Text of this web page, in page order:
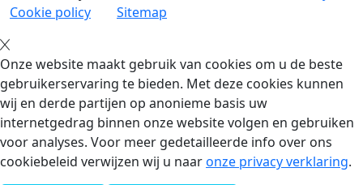
Cookie policy
Sitemap
Onze website maakt gebruik van cookies om u de beste
gebruikerservaring te bieden. Met deze cookies kunnen
wij en derde partijen op anonieme basis uw
internetgedrag binnen onze website volgen en gebruiken
voor analyses. Voor meer gedetailleerde info over ons
cookiebeleid verwijzen wij u naaronze privacy verklaring.